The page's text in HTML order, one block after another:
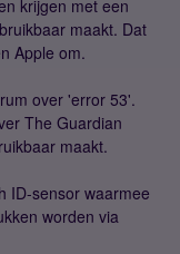
krijgen met een
maakt. Dat
Apple om.
over 'error 53'.
The Guardian
maakt.
ID-sensor waarmee
worden via